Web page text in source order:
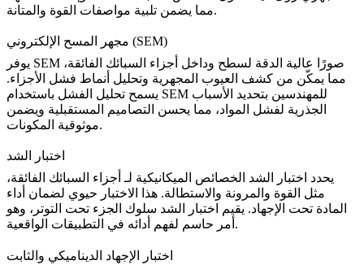
مما يضمن تلبية مواصفات القوة والمتانة.
مجهر المسح الإلكتروني (SEM)
يوفر SEM صورًا عالية الدقة لسطح وداخل أجزاء السبائك الفائقة،
مما يمكّن من كشف العيوب المجهرية وتحليل أنماط فشل الأجزاء.
يسمح تحليل الفشل باستخدام SEM للمهندسين بتحديد الأسباب
الجذرية لفشل المواد، مما يحسن التصاميم المستقبلية ويضمن
موثوقية المكونات.
اختبار الشد
يحدد اختبار الشد الخصائص الميكانيكية لـ أجزاء السبائك الفائقة،
مثل القوة والمرونة والاستطالة. هذا الاختبار حيوي لضمان أداء
المادة تحت الإجهاد. يقيم اختبار الشد سلوك الجزء تحت التوتر، وهو
أمر حاسم لفهم أدائه في التطبيقات الواقعية.
اختبار الإجهاد الديناميكي والثابت